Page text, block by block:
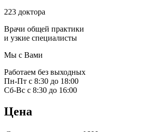
223 доктора
Врачи общей практики
и узкие специалисты
Мы с Вами
Работаем без выходных
Пн-Пт с 8:30 до 18:00
Сб-Вс с 8:30 до 16:00
Цена